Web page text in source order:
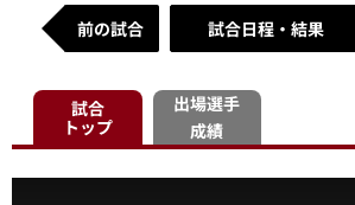
前の試合 試合日程・結果
試合
トップ
出場選手
成績